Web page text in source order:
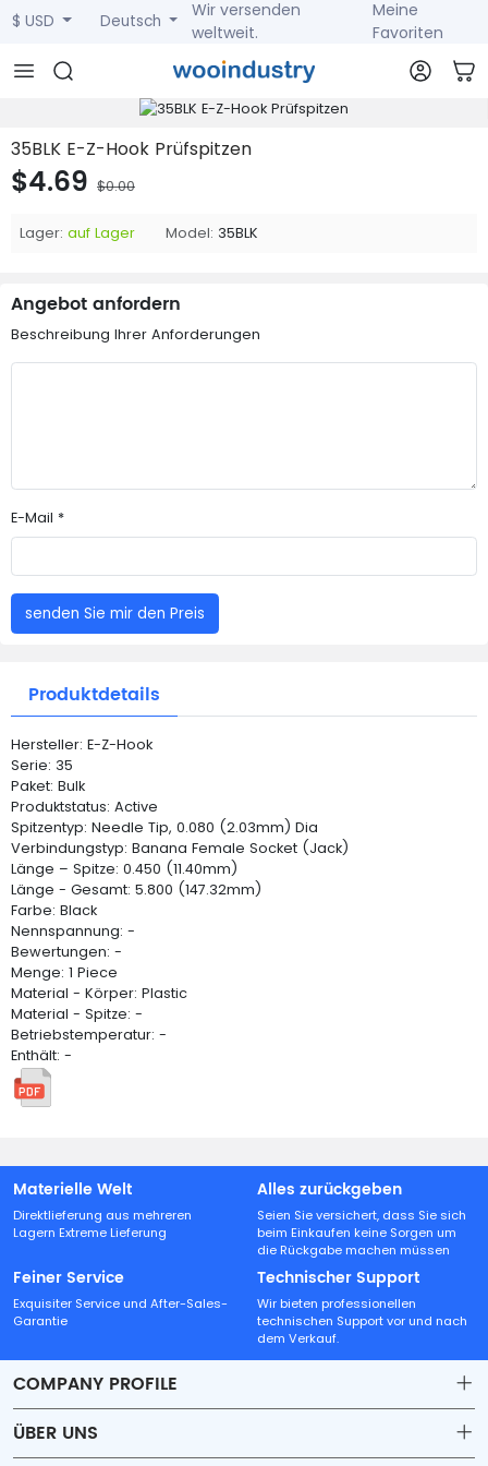
$ USD Deutsch
Wir versenden
weltweit.
Meine
Favoriten
35BLK E-Z-Hook Prüfspitzen
$4.69 $0.00
Lager: auf Lager Model: 35BLK
Angebot anfordern
Beschreibung Ihrer Anforderungen
E-Mail *
senden Sie mir den Preis
Produktdetails
Hersteller: E-Z-Hook
Serie: 35
Paket: Bulk
Produktstatus: Active
Spitzentyp: Needle Tip, 0.080 (2.03mm) Dia
Verbindungstyp: Banana Female Socket (Jack)
Länge – Spitze: 0.450 (11.40mm)
Länge - Gesamt: 5.800 (147.32mm)
Farbe: Black
Nennspannung: -
Bewertungen: -
Menge: 1 Piece
Material - Körper: Plastic
Material - Spitze: -
Betriebstemperatur: -
Enthält: -
Materielle Welt
Direktlieferung aus mehreren
Lagern Extreme Lieferung
Alles zurückgeben
Seien Sie versichert, dass Sie sich
beim Einkaufen keine Sorgen um
die Rückgabe machen müssen
Feiner Service
Exquisiter Service und After-Sales-
Garantie
Technischer Support
Wir bieten professionellen
technischen Support vor und nach
dem Verkauf.
COMPANY PROFILE
ÜBER UNS